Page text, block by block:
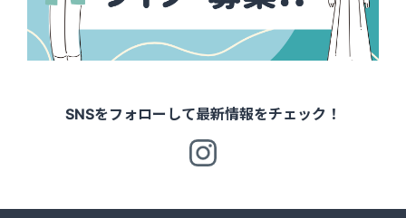
SNSをフォローして最新情報をチェック！